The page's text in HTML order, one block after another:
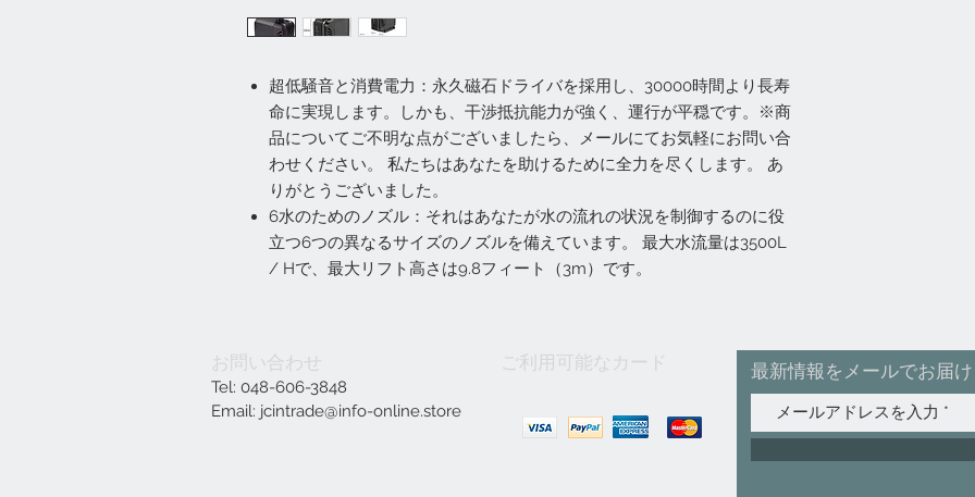
超低騒音と消費電力：永久磁石ドライバを採用し、30000時間より長寿
命に実現します。しかも、干渉抵抗能力が強く、運行が平穏です。※商
品についてご不明な点がございましたら、メールにてお気軽にお問い合
わせください。 私たちはあなたを助けるために全力を尽くします。 あ
りがとうございました。
6水のためのノズル：それはあなたが水の流れの状況を制御するのに役
立つ6つの異なるサイズのノズルを備えています。 最大水流量は3500L
/ Hで、最大リフト高さは9.8フィート（3m）です。
お問い合わせ
Tel: 048-606-3848
Email: jcintrade@info-online.store
ご利用可能なカード 最新情報をメールでお届